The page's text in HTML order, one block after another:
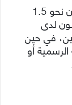
ويبلغ عدد السوريين المقيمين في لبنان نحو 1.5
مسجلون لدى
في حين
الرسمية أو